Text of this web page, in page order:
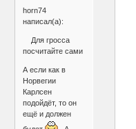
horn74
написал(а):
Для гросса
посчитайте сами
А если как в
Норвегии
Карлсен
подойдёт, то он
ещё и должен